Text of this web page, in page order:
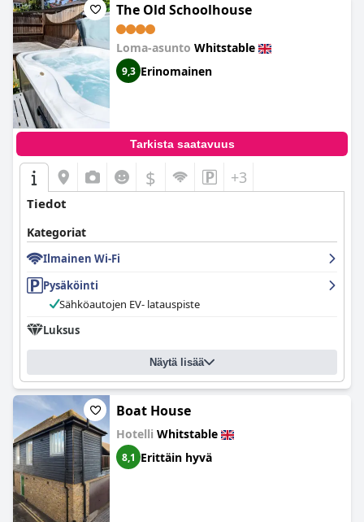
The Old Schoolhouse
Loma-asunto Whitstable
9,3 Erinomainen
Tarkista saatavuus
$ +3
Tiedot
Kategoriat
Ilmainen Wi-Fi
Pysäköinti
Sähköautojen EV- latauspiste
Luksus
Näytä lisää
Boat House
Hotelli Whitstable
8,1 Erittäin hyvä